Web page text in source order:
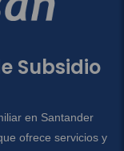
Subsidio
en Santander
ofrece servicios y